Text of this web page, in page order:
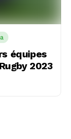
équipes
2023